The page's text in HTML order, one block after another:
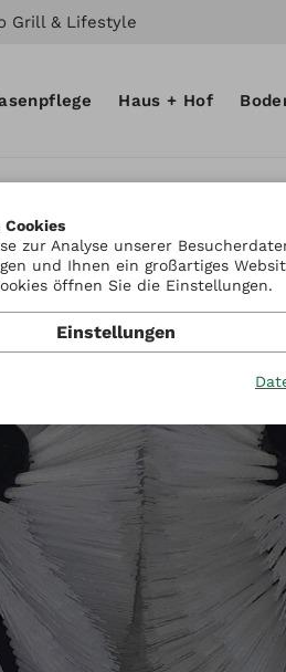
Grill & Lifestyle
Haus + Hof
zur Analyse unserer
und Ihnen ein großartiges
öffnen Sie die Einstellungen.
Einstellungen